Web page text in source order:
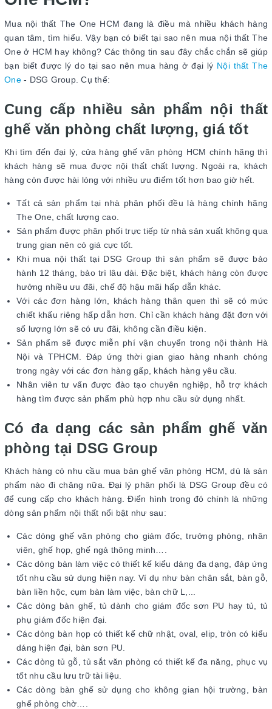
Mua nội thất The One HCM đang là điều mà nhiều khách hàng
quan tâm, tìm hiểu. Vậy bạn có biết tại sao nên mua nội thất The
One ở HCM hay không? Các thông tin sau đây chắc chắn sẽ giúp
bạn biết được lý do tại sao nên mua hàng ở đại lý Nội thất The
One- DSG Group. Cụ thể:
Cung cấp nhiều sản phẩm nội thất
ghế văn phòng chất lượng, giá tốt
Khi tìm đến đại lý, cửa hàng ghế văn phòng HCM chính hãng thì
khách hàng sẽ mua được nội thất chất lượng. Ngoài ra, khách
hàng còn được hài lòng với nhiều ưu điểm tốt hơn bao giờ hết.
Tất cả sản phẩm tại nhà phân phối đều là hàng chính hãng
The One, chất lượng cao.
Sản phẩm được phân phối trực tiếp từ nhà sản xuất không qua
trung gian nên có giá cực tốt.
Khi mua nội thất tại DSG Group thì sản phẩm sẽ được bảo
hành 12 tháng, bảo trì lâu dài. Đặc biệt, khách hàng còn được
hưởng nhiều ưu đãi, chế độ hậu mãi hấp dẫn khác.
Với các đơn hàng lớn, khách hàng thân quen thì sẽ có mức
chiết khấu riêng hấp dẫn hơn. Chỉ cần khách hàng đặt đơn với
số lượng lớn sẽ có ưu đãi, không cần điều kiện.
Sản phẩm sẽ được miễn phí vận chuyển trong nội thành Hà
Nội và TPHCM. Đáp ứng thời gian giao hàng nhanh chóng
trong ngày với các đơn hàng gấp, khách hàng yêu cầu.
Nhân viên tư vấn được đào tạo chuyên nghiệp, hỗ trợ khách
hàng tìm được sản phẩm phù hợp nhu cầu sử dụng nhất.
Có đa dạng các sản phẩm ghế văn
phòng tại DSG Group
Khách hàng có nhu cầu mua bàn ghế văn phòng HCM, dù là sản
phẩm nào đi chăng nữa. Đại lý phân phối là DSG Group đều có
để cung cấp cho khách hàng. Điển hình trong đó chính là những
dòng sản phẩm nội thất nổi bật như sau:
Các dòng ghế văn phòng cho giám đốc, trưởng phòng, nhân
viên, ghế họp, ghế ngả thông minh….
Các dòng bàn làm việc có thiết kế kiểu dáng đa dạng, đáp ứng
tốt nhu cầu sử dụng hiện nay. Ví dụ như bàn chân sắt, bàn gỗ,
bàn liền hộc, cụm bàn làm việc, bàn chữ L,...
Các dòng bàn ghế, tủ dành cho giám đốc sơn PU hay tủ, tủ
phụ giám đốc hiện đại.
Các dòng bàn họp có thiết kế chữ nhật, oval, elip, tròn có kiểu
dáng hiện đại, bàn sơn PU.
Các dòng tủ gỗ, tủ sắt văn phòng có thiết kế đa năng, phục vụ
tốt nhu cầu lưu trữ tài liệu.
Các dòng bàn ghế sử dụng cho không gian hội trường, bàn
ghế phòng chờ….